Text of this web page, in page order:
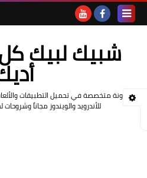
شبيك لبيك كل
مدونة متخصصة في تحميل التطبيقات
للأندرويد والويندوز مجاناً